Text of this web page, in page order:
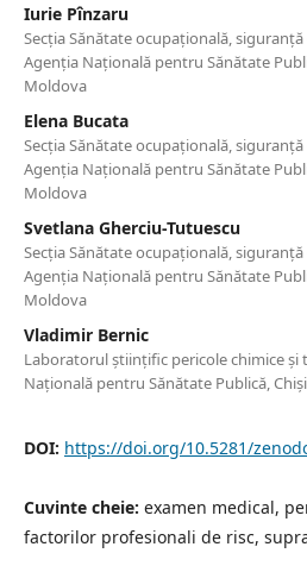
Iurie Pînzaru
Secția Sănătate ocupațională,
Agenția Națională pentru Sănătate
Moldova
Elena Bucata
Secția Sănătate ocupațională,
Agenția Națională pentru Sănătate
Moldova
Svetlana Gherciu-Tutuescu
Secția Sănătate ocupațională,
Agenția Națională pentru Sănătate
Moldova
Vladimir Bernic
Laboratorul științific pericole chimice și
Națională pentru Sănătate Publică,
DOI: https://doi.org/10.5281/
Cuvinte cheie: examen medical,
factorilor profesionali de risc,